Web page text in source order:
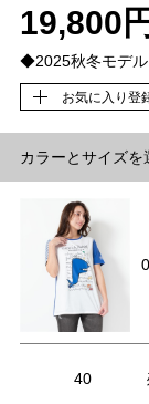
19,800円
◆2025秋冬モデル
お気に入り登
カラーとサイズを
40